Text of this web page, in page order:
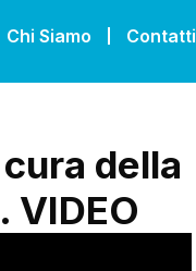
Chi Siamo Contatti
della
VIDEO